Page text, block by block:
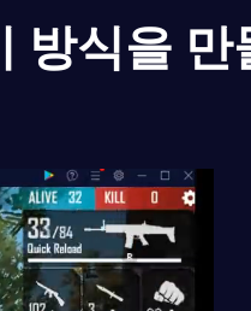
방식을 만